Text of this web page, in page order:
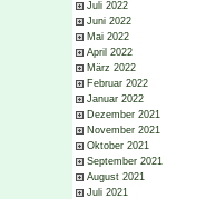
Juli 2022
Juni 2022
Mai 2022
April 2022
März 2022
Februar 2022
Januar 2022
Dezember 2021
November 2021
Oktober 2021
September 2021
August 2021
Juli 2021